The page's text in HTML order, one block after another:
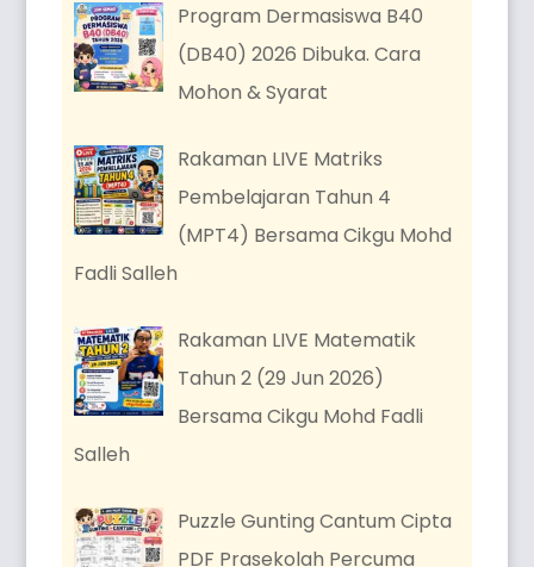
Program Dermasiswa B40
(DB40) 2026 Dibuka. Cara
Mohon & Syarat
Rakaman LIVE Matriks
Pembelajaran Tahun 4
(MPT4) Bersama Cikgu Mohd
Fadli Salleh
Rakaman LIVE Matematik
Tahun 2 (29 Jun 2026)
Bersama Cikgu Mohd Fadli
Salleh
Puzzle Gunting Cantum Cipta
PDF Prasekolah Percuma